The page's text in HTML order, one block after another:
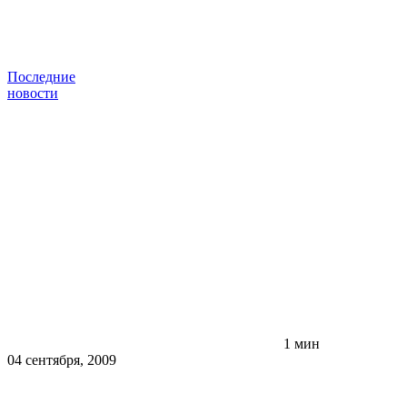
Последние
новости
1 мин
04 сентября, 2009